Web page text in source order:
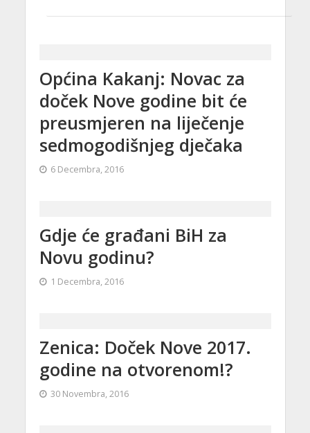
Općina Kakanj: Novac za
doček Nove godine bit će
preusmjeren na liječenje
sedmogodišnjeg dječaka
6 Decembra, 2016
Gdje će građani BiH za
Novu godinu?
1 Decembra, 2016
Zenica: Doček Nove 2017.
godine na otvorenom!?
30 Novembra, 2016